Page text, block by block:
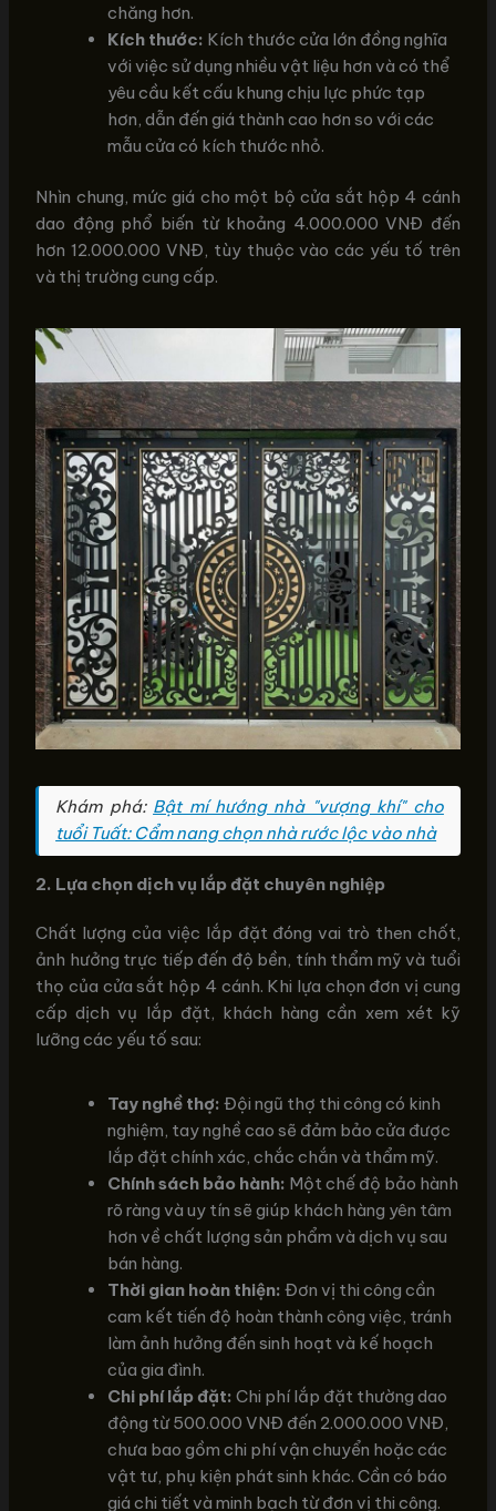
chăng hơn.
Kích thước: Kích thước cửa lớn đồng nghĩa
với việc sử dụng nhiều vật liệu hơn và có thể
yêu cầu kết cấu khung chịu lực phức tạp
hơn, dẫn đến giá thành cao hơn so với các
mẫu cửa có kích thước nhỏ.
Nhìn chung, mức giá cho một bộ cửa sắt hộp 4 cánh
dao động phổ biến từ khoảng 4.000.000 VNĐ đến
hơn 12.000.000 VNĐ, tùy thuộc vào các yếu tố trên
và thị trường cung cấp.
Khám phá: Bật mí hướng nhà "vượng khí" cho
tuổi Tuất: Cẩm nang chọn nhà rước lộc vào nhà
2. Lựa chọn dịch vụ lắp đặt chuyên nghiệp
Chất lượng của việc lắp đặt đóng vai trò then chốt,
ảnh hưởng trực tiếp đến độ bền, tính thẩm mỹ và tuổi
thọ của cửa sắt hộp 4 cánh. Khi lựa chọn đơn vị cung
cấp dịch vụ lắp đặt, khách hàng cần xem xét kỹ
lưỡng các yếu tố sau:
Tay nghề thợ: Đội ngũ thợ thi công có kinh
nghiệm, tay nghề cao sẽ đảm bảo cửa được
lắp đặt chính xác, chắc chắn và thẩm mỹ.
Chính sách bảo hành: Một chế độ bảo hành
rõ ràng và uy tín sẽ giúp khách hàng yên tâm
hơn về chất lượng sản phẩm và dịch vụ sau
bán hàng.
Thời gian hoàn thiện: Đơn vị thi công cần
cam kết tiến độ hoàn thành công việc, tránh
làm ảnh hưởng đến sinh hoạt và kế hoạch
của gia đình.
Chi phí lắp đặt: Chi phí lắp đặt thường dao
động từ 500.000 VNĐ đến 2.000.000 VNĐ,
chưa bao gồm chi phí vận chuyển hoặc các
vật tư, phụ kiện phát sinh khác. Cần có báo
giá chi tiết và minh bạch từ đơn vị thi công.